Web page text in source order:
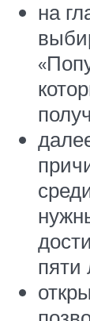
на
пяти